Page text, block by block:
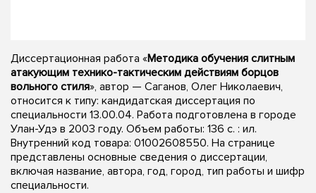
Диссертационная работа «Методика обучения слитным
атакующим технико-тактическим действиям борцов
вольного стиля», автор — Саганов, Олег Николаевич,
относится к типу: кандидатская диссертация по
специальности 13.00.04. Работа подготовлена в городе
Улан-Удэ в 2003 году. Объем работы: 136 с. : ил.
Внутренний код товара: 01002608550. На странице
представлены основные сведения о диссертации,
включая название, автора, год, город, тип работы и шифр
специальности.